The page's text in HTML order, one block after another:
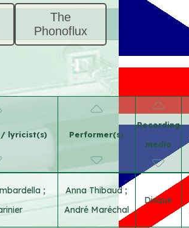
The
Phonoflux
/ lyricist(s) Performer(s)
Recording
media
;
Anna Thibaud ;
André Maréchal
Disque